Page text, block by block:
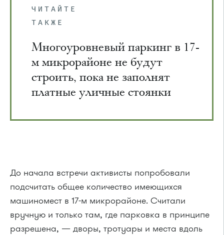
ЧИТАЙТЕ
ТАКЖЕ
Многоуровневый паркинг в 17-
м микрорайоне не будут
строить, пока не заполнят
платные уличные стоянки
До начала встречи активисты попробовали
подсчитать общее количество имеющихся
машиномест в 17-м микрорайоне. Считали
вручную и только там, где парковка в принципе
разрешена, — дворы, тротуары и места вдоль